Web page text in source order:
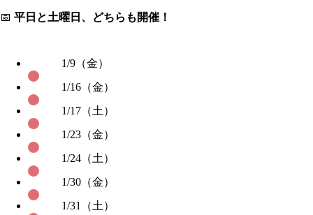
📅 平日と土曜日、どちらも開催！
1/9（金）
1/16（金）
1/17（土）
1/23（金）
1/24（土）
1/30（金）
1/31（土）